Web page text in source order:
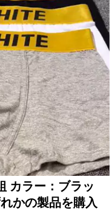
カラー：ブラッ
かの製品を購入